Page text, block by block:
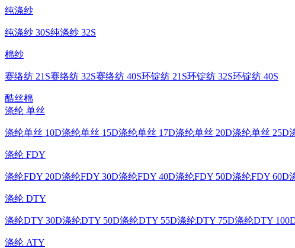
纯涤纱
纯涤纱 30S纯涤纱 32S
棉纱
赛络纺 21S赛络纺 32S赛络纺 40S环锭纺 21S环锭纺 32S环锭纺 40S
酷丝棉
涤纶 单丝
涤纶单丝 10D涤纶单丝 15D涤纶单丝 17D涤纶单丝 20D涤纶单丝 25D
涤纶 FDY
涤纶FDY 20D涤纶FDY 30D涤纶FDY 40D涤纶FDY 50D涤纶FDY 60D
涤纶 DTY
涤纶DTY 30D涤纶DTY 50D涤纶DTY 55D涤纶DTY 75D涤纶DTY
涤纶 ATY